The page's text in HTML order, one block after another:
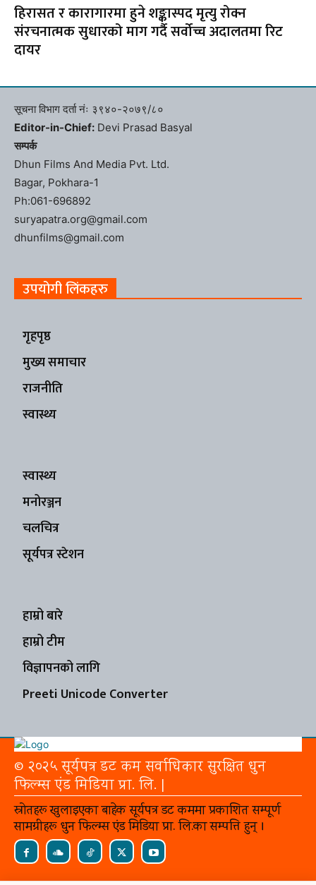
हिरासत र कारागारमा हुने शङ्कास्पद मृत्यु रोक्न
संरचनात्मक सुधारको माग गर्दै सर्वोच्च अदालतमा रिट
दायर
सूचना विभाग दर्ता नंः ३९४०-२०७९/८०
Editor-in-Chief: Devi Prasad Basyal
सम्पर्क
Dhun Films And Media Pvt. Ltd.
Bagar, Pokhara-1
Ph:061-696892
suryapatra.org@gmail.com
dhunfilms@gmail.com
उपयोगी लिंकहरु
गृहपृष्ठ
मुख्य समाचार
राजनीति
स्वास्थ्य
स्वास्थ्य
मनोरञ्जन
चलचित्र
सूर्यपत्र स्टेशन
हाम्रो बारे
हाम्रो टीम
विज्ञापनको लागि
Preeti Unicode Converter
© २०२५ सूर्यपत्र डट कम सर्वाधिकार सुरक्षित धुन
फिल्म्स एंड मिडिया प्रा. लि. |
स्रोतहरू खुलाइएका बाहेक सूर्यपत्र डट कममा प्रकाशित सम्पूर्ण
सामग्रीहरू धुन फिल्म्स एंड मिडिया प्रा. लि.का सम्पत्ति हुन् ।